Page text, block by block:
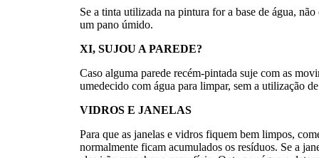
Se a tinta utilizada na pintura for a base de água,
um pano úmido.
XI, SUJOU A PAREDE?
Caso alguma parede recém-pintada suje com as
umedecido com água para limpar, sem a utilização
VIDROS E JANELAS
Para que as janelas e vidros fiquem bem limpos,
normalmente ficam acumulados os resíduos. Se a